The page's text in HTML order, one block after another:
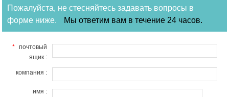
Пожалуйста, не стесняйтесь задавать вопросы в
форме ниже.
Мы ответим вам в течение 24 часов.
* почтовый
ящик :
компания :
имя :